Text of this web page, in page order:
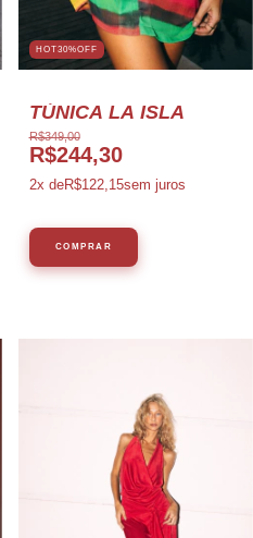
HOT30%OFF
TÚNICA LA ISLA
R$349,00
R$244,30
2x deR$122,15sem juros
COMPRAR